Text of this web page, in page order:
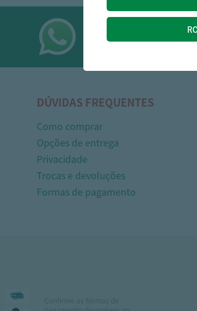
OFERTAS NO
Siga nossos canais
DÚVIDAS FREQUENTES
Como comprar
Opções de entrega
Privacidade
Trocas e devoluções
Formas de pagamento